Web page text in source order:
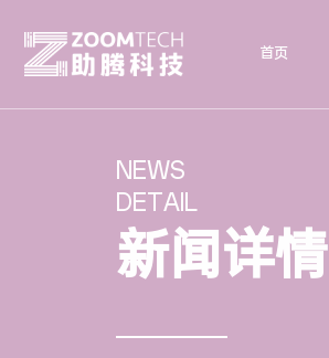
首页
NEWS
DETAIL
新闻详情